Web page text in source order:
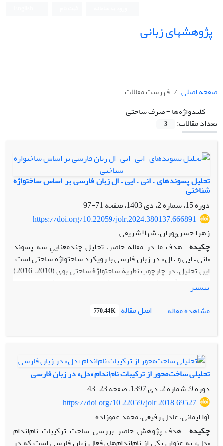
پژوهشهای زبانی
صفحه اصلی
فهرست مقالات
کلیدواژه‌ها =صرف ساختی
تعداد مقالات:
3
تحلیل پسوندهای – انی – ایی – ال زبان فارسی بر اساس ساختواژه
شناختی
دوره 15، شماره 2، دی 1403، صفحه
71-97
https://doi.org/10.22059/jolr.2024.380137.666891
زهرا حسن‌پوران، شهلا شریفی
چکیده هدف ما در مقاله حاضر، تحلیل چندمعناییِ سه پسوند
«انی – ایی و – ال» در زبان فارسی با رویکرد ساختواژه ساختی است.
این تحلیل، در چارچوب نظریۀ ساختواژۀ ساختی بوی (2010، 2016)
صورت می‌گیرد که ریشه در مکتب زبان‌شناسی‌شناختی و به
«ساخت» هایی هستند که یک مؤلفه مهم در بررسی ساختواژی آنها،
افزودن معانی جدید به کل ساخت‌ و ایجاد یک واژۀ مشتق دارند.
استخراج شده‌اند. برای بررسی چندمعنایی این پسوندها، ابتدا
طرح‌واره‌ها و زیر طرح‌واره‌های ساختی ناظر بر واژه‌های حاوی سه
پسوند یادشده را مشخص‌کرده، سپس شبکۀ چندمعنایی آنها را
ترسیم نموده‌ایم. بررسی داده‌های پژوهش نشان‌داد که واژه‌های
حاوی هر یک از این سه پسوند اشتقاقی که از لحاظ معنایی با هم
تفاوت و موجب چندمعنایی پسوندهای نام‌برده شده‌اند، درواقع
بیشتر
مشاهده مقاله
اصل مقاله 770.44 K
تحلیلی ساخت‌محور از ترکیبات نام‌اندام «دل» در زبان فارسی
دوره 9، شماره 2، دی 1397، صفحه
23-43
https://doi.org/10.22059/jolr.2018.69527
آوا ایمانی، عادل رفیعی، محمد عموزاده
چکیده هدف پژوهش حاضر بررسی ساخت ترکیبات نام‌اندام
«دل» به عنوان یکی از نام‌اندام‌های فعال زبان فارسی است که در